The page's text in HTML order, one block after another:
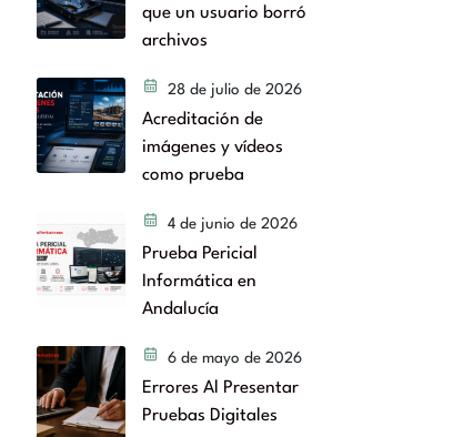
que un usuario borró
archivos
28 de julio de 2026
Acreditación de
imágenes y vídeos
como prueba
4 de junio de 2026
Prueba Pericial
Informática en
Andalucía
6 de mayo de 2026
Errores Al Presentar
Pruebas Digitales